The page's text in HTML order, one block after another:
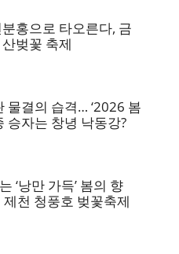
홍으로 타오른다, 금
벚꽃 축제
물결의 습격… ‘2026 봄
승자는 창녕 낙동강?
‘낭만 가득’ 봄의 향
천 청풍호 벚꽃축제